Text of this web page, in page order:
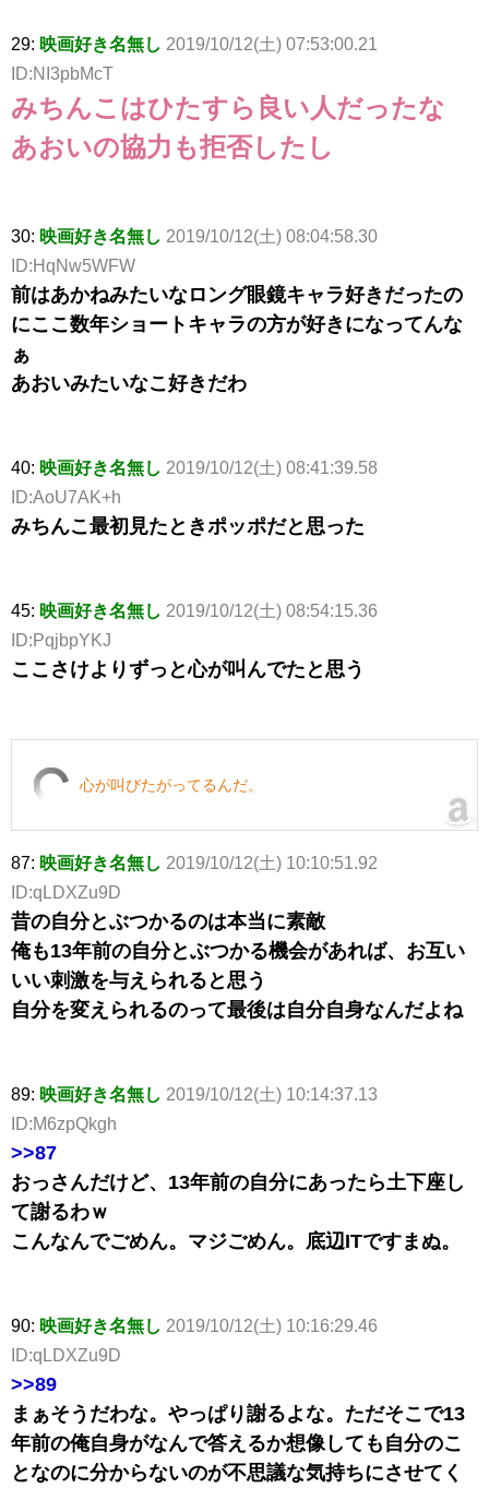
29: 映画好き名無し 2019/10/12(土) 07:53:00.21
ID:NI3pbMcT
みちんこはひたすら良い人だったな
あおいの協力も拒否したし
30: 映画好き名無し 2019/10/12(土) 08:04:58.30
ID:HqNw5WFW
前はあかねみたいなロング眼鏡キャラ好きだったの
にここ数年ショートキャラの方が好きになってんな
ぁ
あおいみたいなこ好きだわ
40: 映画好き名無し 2019/10/12(土) 08:41:39.58
ID:AoU7AK+h
みちんこ最初見たときポッポだと思った
45: 映画好き名無し 2019/10/12(土) 08:54:15.36
ID:PqjbpYKJ
ここさけよりずっと心が叫んでたと思う
心が叫びたがってるんだ。
87: 映画好き名無し 2019/10/12(土) 10:10:51.92
ID:qLDXZu9D
昔の自分とぶつかるのは本当に素敵
俺も13年前の自分とぶつかる機会があれば、お互い
いい刺激を与えられると思う
自分を変えられるのって最後は自分自身なんだよね
89: 映画好き名無し 2019/10/12(土) 10:14:37.13
ID:M6zpQkgh
>>87
おっさんだけど、13年前の自分にあったら土下座し
て謝るわｗ
こんなんでごめん。マジごめん。底辺ITですまぬ。
90: 映画好き名無し 2019/10/12(土) 10:16:29.46
ID:qLDXZu9D
>>89
まぁそうだわな。やっぱり謝るよな。ただそこで13
年前の俺自身がなんで答えるか想像しても自分のこ
となのに分からないのが不思議な気持ちにさせてく